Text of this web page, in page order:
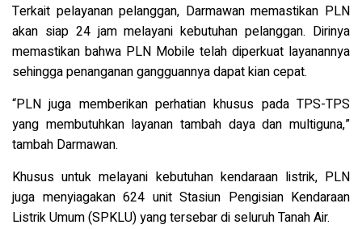
Terkait pelayanan pelanggan, Darmawan memastikan PLN
akan siap 24 jam melayani kebutuhan pelanggan. Dirinya
memastikan bahwa PLN Mobile telah diperkuat layanannya
sehingga penanganan gangguannya dapat kian cepat.
“PLN juga memberikan perhatian khusus pada TPS-TPS
yang membutuhkan layanan tambah daya dan multiguna,”
tambah Darmawan.
Khusus untuk melayani kebutuhan kendaraan listrik, PLN
juga menyiagakan 624 unit Stasiun Pengisian Kendaraan
Listrik Umum (SPKLU) yang tersebar di seluruh Tanah Air.